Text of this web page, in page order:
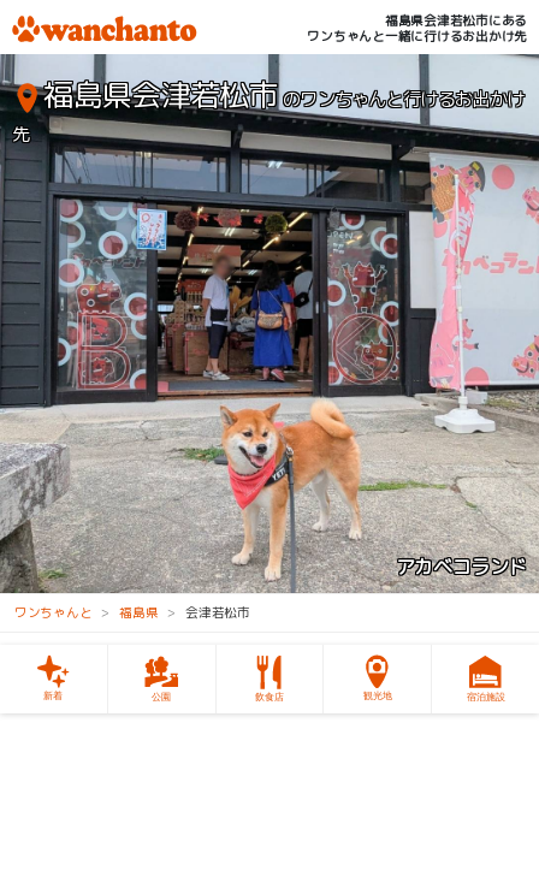
福島県会津若松市にある
ワンちゃんと一緒に行けるお出かけ先
赤べこ公園
福島県会津若松市のワンちゃんと行けるお出かけ
先
ワンちゃんと 福島県 会津若松市
新着 公園 飲食店 観光地 宿泊施設